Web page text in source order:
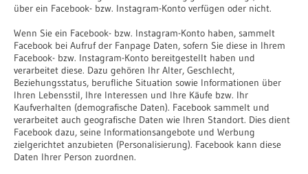
über ein Facebook- bzw. Instagram-Konto verfügen oder nicht.
Wenn Sie ein Facebook- bzw. Instagram-Konto haben, sammelt
Facebook bei Aufruf der Fanpage Daten, sofern Sie diese in Ihrem
Facebook- bzw. Instagram-Konto bereitgestellt haben und
verarbeitet diese. Dazu gehören Ihr Alter, Geschlecht,
Beziehungsstatus, berufliche Situation sowie Informationen über
Ihren Lebensstil, Ihre Interessen und Ihre Käufe bzw. Ihr
Kaufverhalten (demografische Daten). Facebook sammelt und
verarbeitet auch geografische Daten wie Ihren Standort. Dies dient
Facebook dazu, seine Informationsangebote und Werbung
zielgerichtet anzubieten (Personalisierung). Facebook kann diese
Daten Ihrer Person zuordnen.